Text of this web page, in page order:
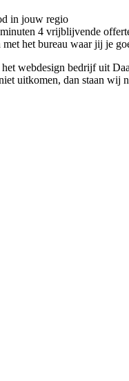
in jouw regio
4 vrijblijvende
het bureau waar jij je
webdesign bedrijf uit
uitkomen, dan staan